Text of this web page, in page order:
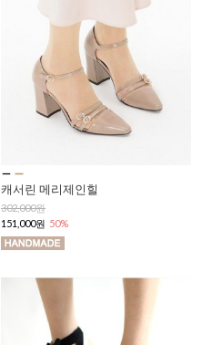
캐서린 메리제인힐
302,000원
151,000원 50%